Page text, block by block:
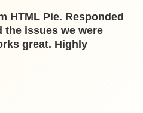
HTML Pie. Responded
the issues we were
great. Highly